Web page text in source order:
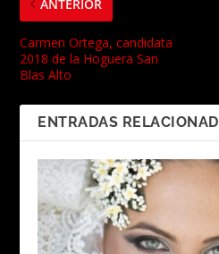
ANTERIOR
Carmen Ortega, candidata
2018 de la Hoguera San
Blas Alto
ENTRADAS